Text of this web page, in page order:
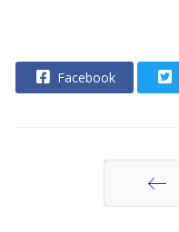
Facebook